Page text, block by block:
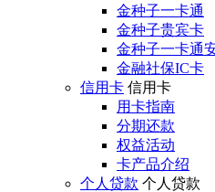
金种子一卡通
金种子贵宾卡
金种子一卡通
金融社保IC卡
信用卡 信用卡
用卡指南
分期还款
权益活动
卡产品介绍
个人贷款 个人贷款